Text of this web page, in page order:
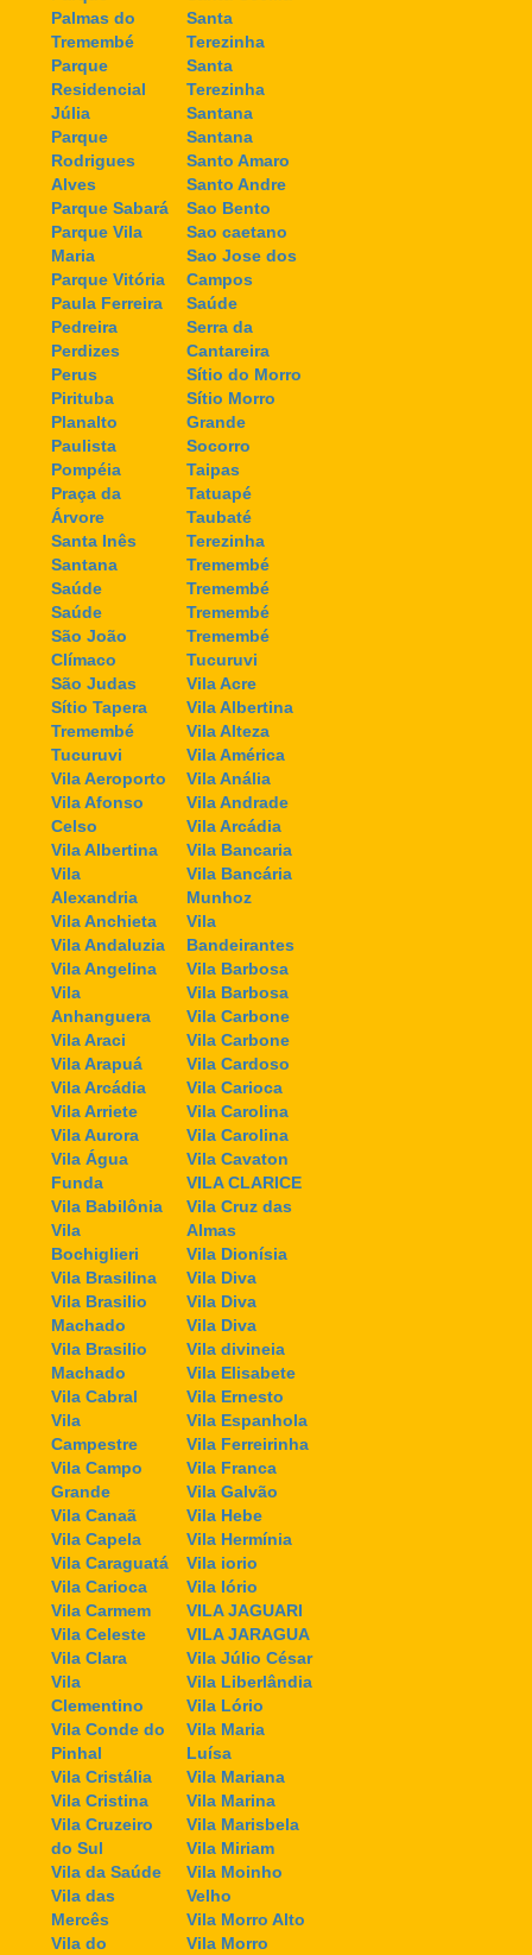
Palmas do
Tremembé
Parque
Residencial
Júlia
Parque
Rodrigues
Alves
Parque Sabará
Parque Vila
Maria
Parque Vitória
Paula Ferreira
Pedreira
Perdizes
Perus
Pirituba
Planalto
Paulista
Pompéia
Praça da
Árvore
Santa Inês
Santana
Saúde
Saúde
São João
Clímaco
São Judas
Sítio Tapera
Tremembé
Tucuruvi
Vila Aeroporto
Vila Afonso
Celso
Vila Albertina
Vila
Alexandria
Vila Anchieta
Vila Andaluzia
Vila Angelina
Vila
Anhanguera
Vila Araci
Vila Arapuá
Vila Arcádia
Vila Arriete
Vila Aurora
Vila Água
Funda
Vila Babilônia
Vila
Bochiglieri
Vila Brasilina
Vila Brasilio
Machado
Vila Brasilio
Machado
Vila Cabral
Vila
Campestre
Vila Campo
Grande
Vila Canaã
Vila Capela
Vila Caraguatá
Vila Carioca
Vila Carmem
Vila Celeste
Vila Clara
Vila
Clementino
Vila Conde do
Pinhal
Vila Cristália
Vila Cristina
Vila Cruzeiro
do Sul
Vila da Saúde
Vila das
Mercês
Vila do
Santa
Terezinha
Santa
Terezinha
Santana
Santana
Santo Amaro
Santo Andre
Sao Bento
Sao caetano
Sao Jose dos
Campos
Saúde
Serra da
Cantareira
Sítio do Morro
Sítio Morro
Grande
Socorro
Taipas
Tatuapé
Taubaté
Terezinha
Tremembé
Tremembé
Tremembé
Tremembé
Tucuruvi
Vila Acre
Vila Albertina
Vila Alteza
Vila América
Vila Anália
Vila Andrade
Vila Arcádia
Vila Bancaria
Vila Bancária
Munhoz
Vila
Bandeirantes
Vila Barbosa
Vila Barbosa
Vila Carbone
Vila Carbone
Vila Cardoso
Vila Carioca
Vila Carolina
Vila Carolina
Vila Cavaton
VILA CLARICE
Vila Cruz das
Almas
Vila Dionísia
Vila Diva
Vila Diva
Vila Diva
Vila divineia
Vila Elisabete
Vila Ernesto
Vila Espanhola
Vila Ferreirinha
Vila Franca
Vila Galvão
Vila Hebe
Vila Hermínia
Vila iorio
Vila Iório
VILA JAGUARI
VILA JARAGUA
Vila Júlio César
Vila Liberlândia
Vila Lório
Vila Maria
Luísa
Vila Mariana
Vila Marina
Vila Marisbela
Vila Miriam
Vila Moinho
Velho
Vila Morro Alto
Vila Morro